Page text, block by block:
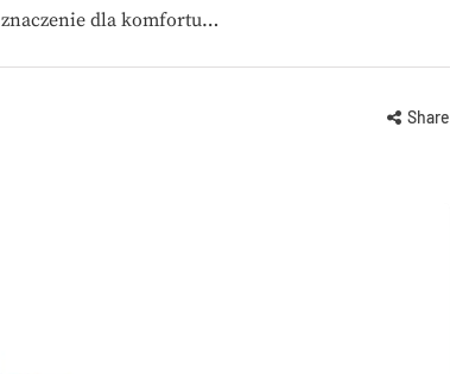
znaczenie dla komfortu…
Share